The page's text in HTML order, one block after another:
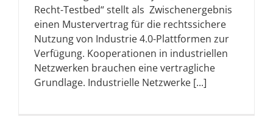
Recht-Testbed“ stellt als Zwischenergebnis
einen Mustervertrag für die rechtssichere
Nutzung von Industrie 4.0-Plattformen zur
Verfügung. Kooperationen in industriellen
Netzwerken brauchen eine vertragliche
Grundlage. Industrielle Netzwerke [...]